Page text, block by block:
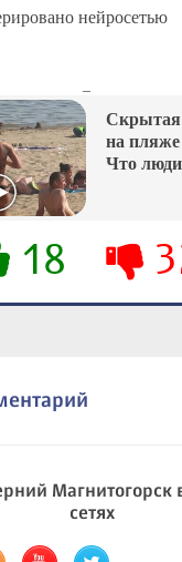
нейросетью
Скрытая
на
Что люди
их не
18
Магнитогорск
сетях